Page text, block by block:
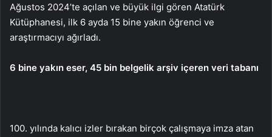
Ağustos 2024’te açılan ve büyük ilgi gören Atatürk
Kütüphanesi, ilk 6 ayda 15 bine yakın öğrenci ve
araştırmacıyı ağırladı.
6 bine yakın eser, 45 bin belgelik arşiv içeren veri tabanı
100. yılında kalıcı izler bırakan birçok çalışmaya imza atan